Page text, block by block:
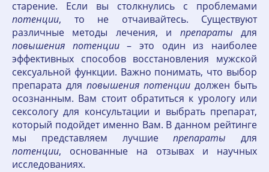
старение. Если вы столкнулись с проблемами
потенции, то не отчаивайтесь. Существуют
различные методы лечения, и препараты для
повышения потенции– это один из наиболее
эффективных способов восстановления мужской
сексуальной функции. Важно понимать, что выбор
препарата для повышения потенции должен быть
осознанным. Вам стоит обратиться к урологу или
сексологу для консультации и выбрать препарат,
который подойдет именно Вам. В данном рейтинге
мы представляем лучшиепрепараты для
потенции, основанные на отзывах и научных
исследованиях.